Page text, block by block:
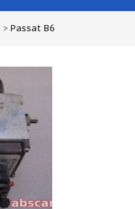
> Passat B6